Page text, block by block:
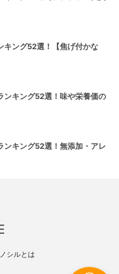
キング52選！【焦げ付かな
ンキング52選！味や栄養価の
ンキング52選！無添加・アレ
シルとは